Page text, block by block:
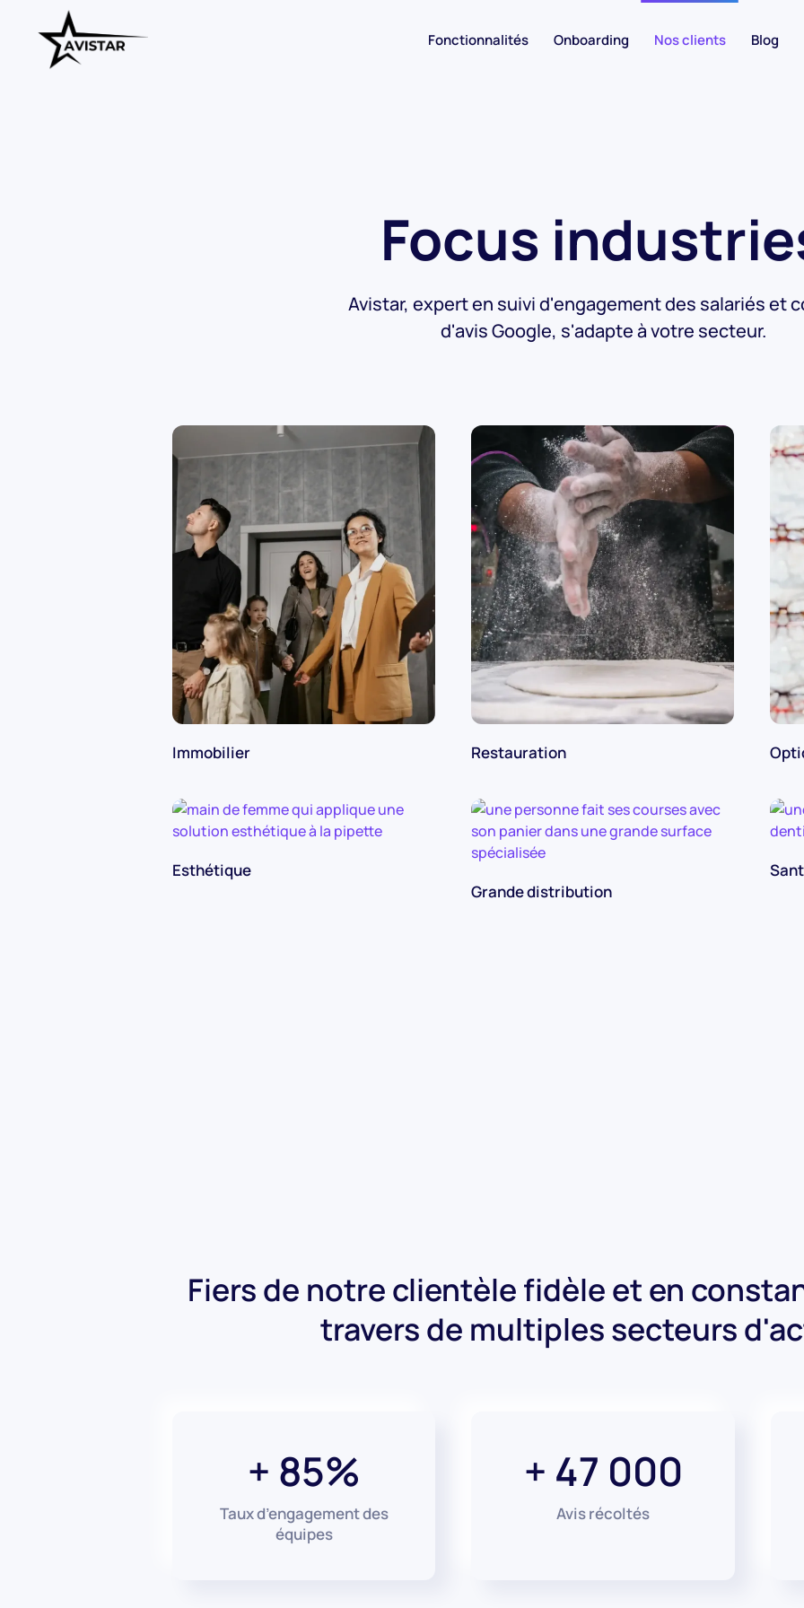
Skip to main content
Fonctionnalités Onboarding Nos clients Blog
Focus
Avistar, expert en suivi d'engagement des salariés et
d'avis Google, s'adapte à votre secteur.
Immobilier Restauration
Esthétique
Grande distribution
Fiers de notre clientèle fidèle et en
travers de multiples secteurs
+ 85%
Taux d’engagement des
équipes
+ 47 000
Avis récoltés